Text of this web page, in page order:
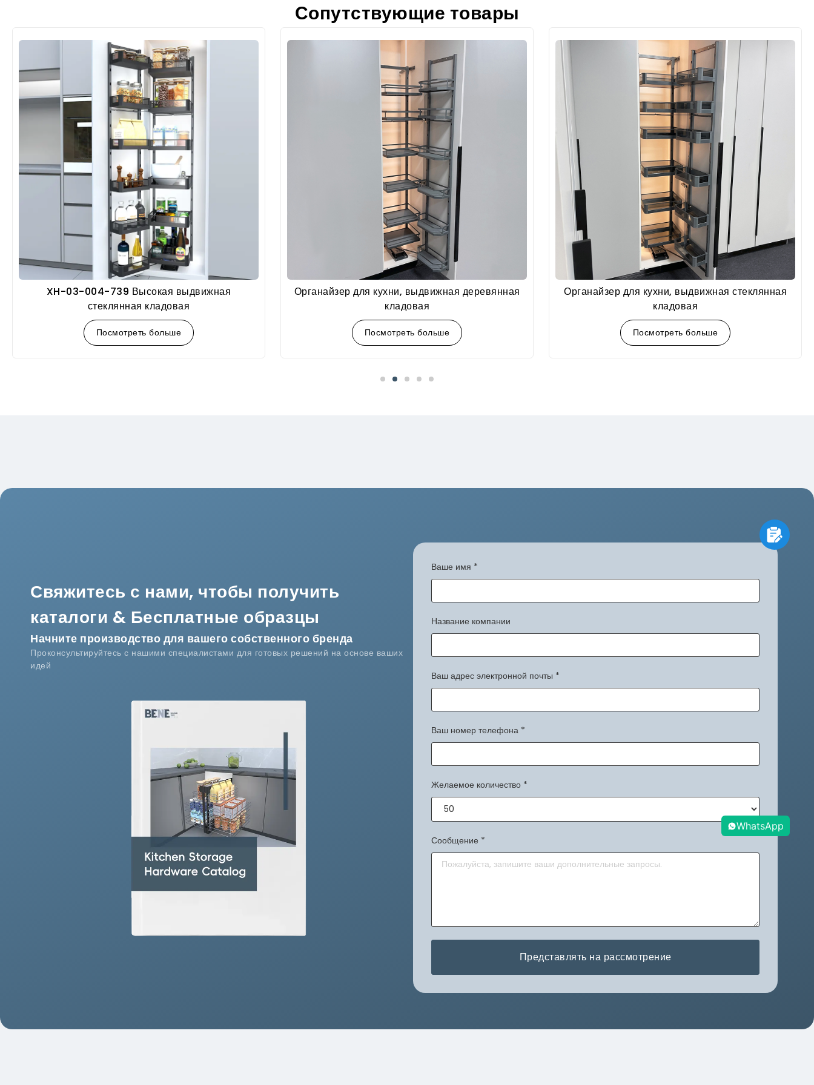
Сопутствующие товары
XH-03-004-739 Высокая выдвижная
стеклянная кладовая
Посмотреть больше
Органайзер для кухни, выдвижная деревянная
кладовая
Посмотреть больше
Органайзер для кухни, выдвижная стеклянная
кладовая
Посмотреть больше
Свяжитесь с нами, чтобы получить
каталоги & Бесплатные образцы
Начните производство для вашего собственного бренда
Проконсультируйтесь с нашими специалистами для готовых решений на основе ваших
идей
Ваше имя *
Название компании
Ваш адрес электронной почты *
Ваш номер телефона *
Желаемое количество *
Сообщение *
Представлять на рассмотрение
WhatsApp